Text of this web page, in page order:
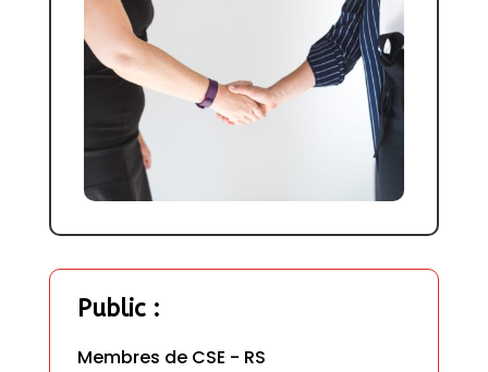
Public :
Membres de CSE - RS